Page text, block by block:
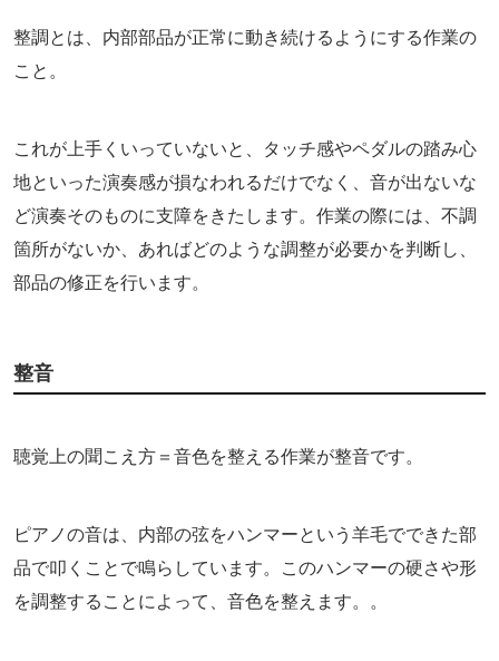
整調とは、内部部品が正常に動き続けるようにする作業の
こと。
これが上手くいっていないと、タッチ感やペダルの踏み心
地といった演奏感が損なわれるだけでなく、音が出ないな
ど演奏そのものに支障をきたします。作業の際には、不調
箇所がないか、あればどのような調整が必要かを判断し、
部品の修正を行います。
整音
聴覚上の聞こえ方＝音色を整える作業が整音です。
ピアノの音は、内部の弦をハンマーという羊毛でできた部
品で叩くことで鳴らしています。このハンマーの硬さや形
を調整することによって、音色を整えます。。